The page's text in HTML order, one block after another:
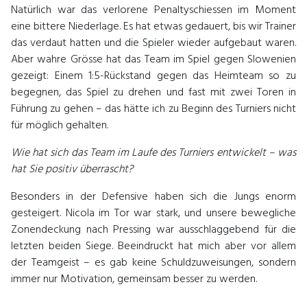
Natürlich war das verlorene Penaltyschiessen im Moment
eine bittere Niederlage. Es hat etwas gedauert, bis wir Trainer
das verdaut hatten und die Spieler wieder aufgebaut waren.
Aber wahre Grösse hat das Team im Spiel gegen Slowenien
gezeigt: Einem 1:5-Rückstand gegen das Heimteam so zu
begegnen, das Spiel zu drehen und fast mit zwei Toren in
Führung zu gehen – das hätte ich zu Beginn des Turniers nicht
für möglich gehalten.
Wie hat sich das Team im Laufe des Turniers entwickelt – was
hat Sie positiv überrascht?
Besonders in der Defensive haben sich die Jungs enorm
gesteigert. Nicola im Tor war stark, und unsere bewegliche
Zonendeckung nach Pressing war ausschlaggebend für die
letzten beiden Siege. Beeindruckt hat mich aber vor allem
der Teamgeist – es gab keine Schuldzuweisungen, sondern
immer nur Motivation, gemeinsam besser zu werden.